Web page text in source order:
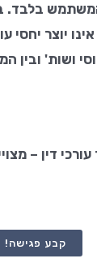
בלבד.
יוצר יחסי
ושות' ובין
דין –
קבע פגישה!